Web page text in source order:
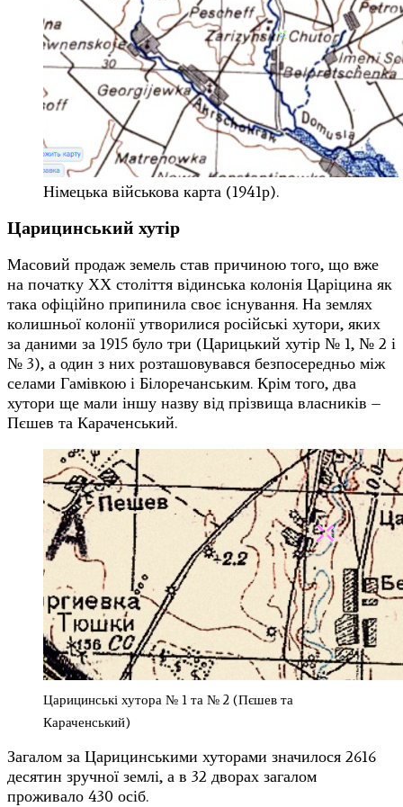
Німецька військова карта (1941р).
Царицинський хутір
Масовий продаж земель став причиною того, що вже
на початку ХХ століття відинська колонія Царіцина як
така офіційно припинила своє існування. На землях
колишньої колонії утворилися російські хутори, яких
за даними за 1915 було три (Царицький хутір № 1, № 2 і
№ 3), а один з них розташовувався безпосередньо між
селами Гамівкою і Білоречанським. Крім того, два
хутори ще мали іншу назву від прізвища власників –
Пєшев та Караченський.
Царицинські хутора № 1 та № 2 (Пєшев та
Караченський)
Загалом за Царицинськими хуторами значилося 2616
десятин зручної землі, а в 32 дворах загалом
проживало 430 осіб.